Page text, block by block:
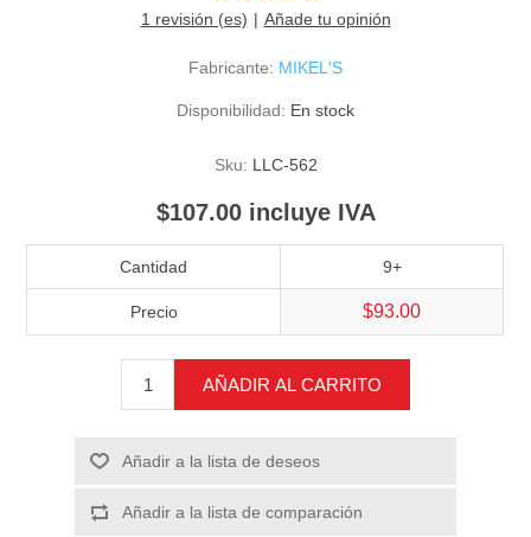
1 revisión (es) Añade tu opinión
Fabricante: MIKEL'S
Disponibilidad: En stock
Sku: LLC-562
$107.00 incluye IVA
Cantidad 9+
Precio $93.00
AÑADIR AL CARRITO
Añadir a la lista de deseos
Añadir a la lista de comparación